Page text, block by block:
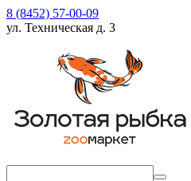
8 (8452) 57-00-09
ул. Техническая д. 3